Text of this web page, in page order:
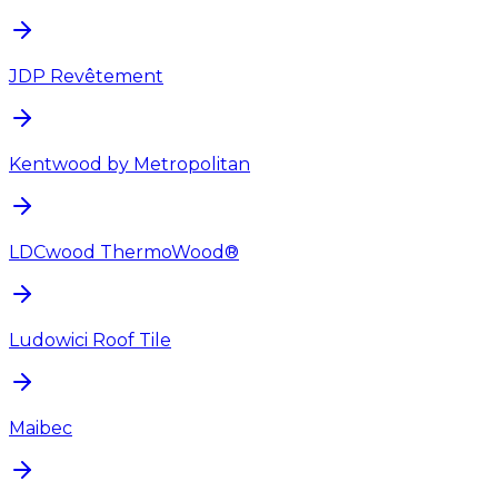
JDP Revêtement
Kentwood by Metropolitan
LDCwood ThermoWood®
Ludowici Roof Tile
Maibec